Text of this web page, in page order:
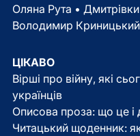
Оляна Рута • Дмитрівки
Володимир
ЦІКАВО
Вірші про війну, які
українців
Описова проза: що це і
Читацький щоденник: